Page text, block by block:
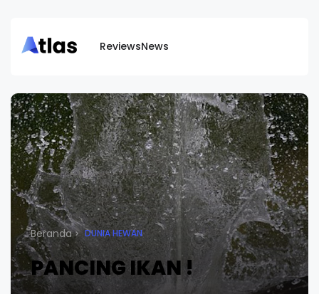
ReviewsNews
Beranda DUNIA HEWAN
PANCING IKAN !